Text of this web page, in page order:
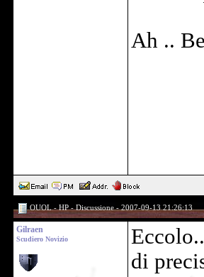
Ah ..
OUOL - HP - Discussione - 2007-09-13 21:26:13
Gilraen
Scudiero Novizio
di